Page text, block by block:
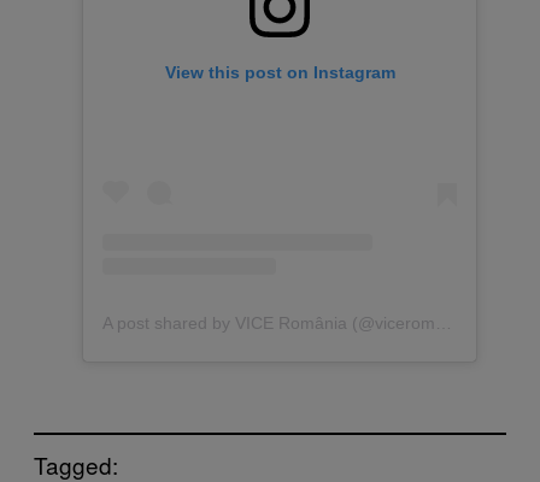
View this post on Instagram
A post shared by VICE România (@viceromania)
Tagged: